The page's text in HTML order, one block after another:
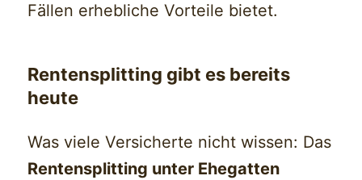
Fällen erhebliche Vorteile bietet.
Rentensplitting gibt es bereits
heute
Was viele Versicherte nicht wissen: Das
Rentensplitting unter Ehegatten